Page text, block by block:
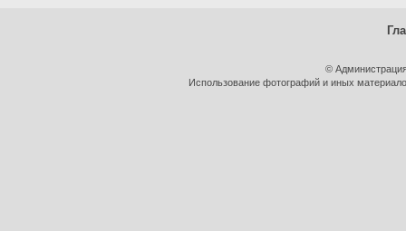
©
Использование фотографий и иных